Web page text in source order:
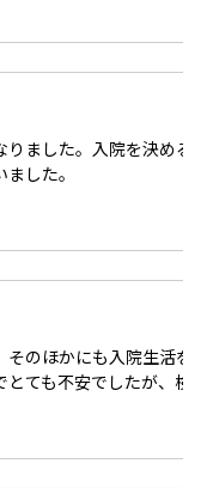
ました。入院を決める
した。
のほかにも入院生活を
とても不安でしたが、検